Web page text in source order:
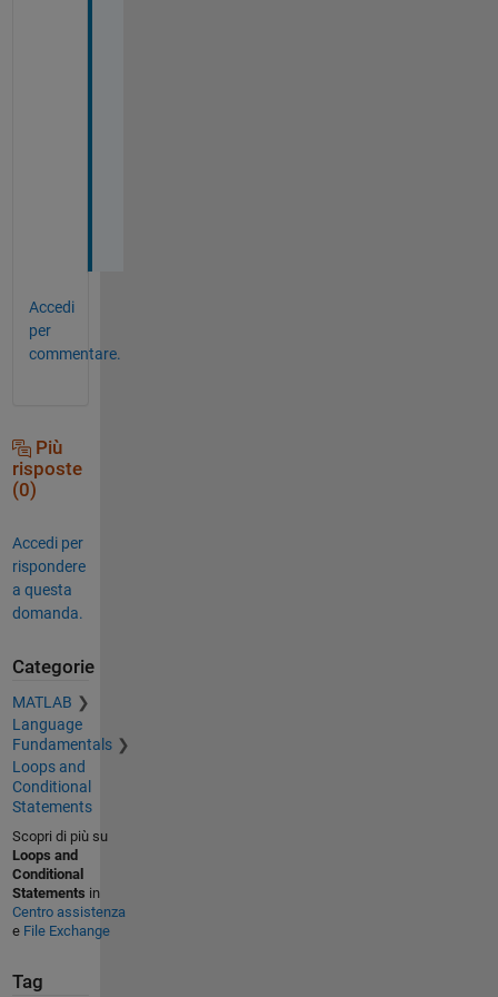
Accedi
per
commentare.
Più
risposte
(0)
Accedi per
rispondere
a questa
domanda.
Categorie
MATLAB
Language
Fundamentals
Loops and
Conditional
Statements
Scopri di più su
Loops and
Conditional
Statements in
Centro assistenza
e File Exchange
Tag